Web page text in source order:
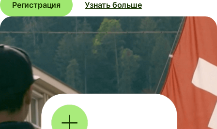
Регистрация
Узнать больше